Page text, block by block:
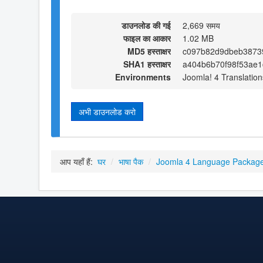
डाउनलोड की गई
2,669 समय
फाइल का आकार
1.02 MB
MD5 हस्ताक्षर
SHA1 हस्ताक्षर
Environments
Joomla! 4
अभी डाउनलोड करो
आप यहाँ हैं: घर / भाषा पैक / Joomla 4 Language